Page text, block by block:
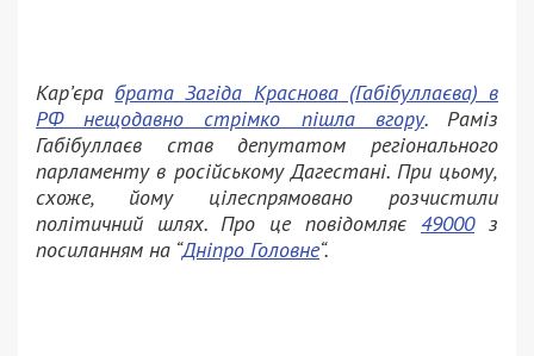
Кар’єра брата Загіда Краснова (Габібуллаєва) в
РФ нещодавно стрімко пішла вгору. Раміз
Габібуллаєв став депутатом регіонального
парламенту в російському Дагестані. При цьому,
схоже, йому цілеспрямовано розчистили
політичний шлях. Про це повідомляє 49000з
посиланням на “Дніпро Головне“.